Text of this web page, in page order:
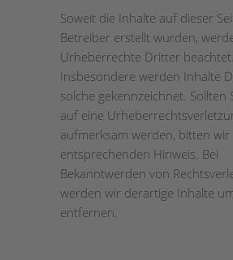
Soweit die Inhalte auf dieser
Betreiber erstellt wurden,
Urheberrechte Dritter beachtet.
Insbesondere werden Inhalte
solche gekennzeichnet. Sollten
auf eine
aufmerksam werden, bitten wir
entsprechenden Hinweis. Bei
Bekanntwerden von
werden wir derartige Inhalte
entfernen.